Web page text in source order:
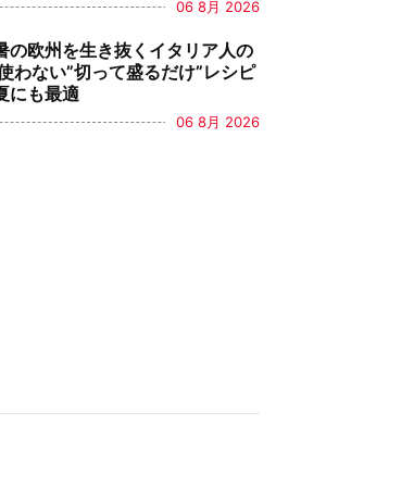
06 8月 2026
の欧州を生き抜くイタリア人の
わない”切って盛るだけ”レシピ
にも最適
06 8月 2026